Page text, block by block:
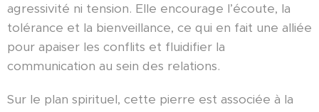
agressivité ni tension. Elle encourage l’écoute, la
tolérance et la bienveillance, ce qui en fait une alliée
pour apaiser les conflits et fluidifier la
communication au sein des relations.
Sur le plan spirituel, cette pierre est associée à la